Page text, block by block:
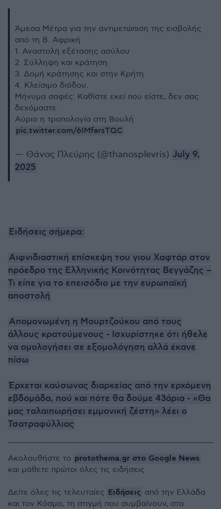
Άμεσα Μέτρα για την αντιμετώπιση της εισβολής
από τη Β. Αφρική
1. Αναστολή εξέτασης ασύλου
2. Σύλληψη και κράτηση
3. Δομή κράτησης και στην Κρήτη
4. Κλείσιμο διόδου.
Μήνυμα σαφές: Καθίστε εκεί που είστε, δεν σας
δεχόμαστε.
Αύριο η τροπολογία στη Βουλή
pic.twitter.com/6IMfarsTQC
— Θάνος Πλεύρης (@thanosplevris) July 9,
2025
Ειδήσεις σήμερα:
Αιφνιδιαστική επίσκεψη του γιου Χαφτάρ στον
πρόεδρο της Ελληνικής Κοινότητας Βεγγάζης –
Τι είπε για το επεισόδιο με την ευρωπαϊκή
αποστολή
Απομονωμένη η Μουρτζούκου από τους
άλλους κρατούμενους - Ισχυρίστηκε ότι ήθελε
να ομολογήσει σε εξομολόγηση αλλά έκανε
πίσω
Έρχεται καύσωνας διαρκείας από την ερχόμενη
εβδομάδα, πού και πότε θα δούμε 43άρια - «Θα
μας ταλαιπωρήσει εμμονική ζέστη» λέει ο
Τσατραφύλλιας
Ακολουθήστε το protothema.gr στο Google News
και μάθετε πρώτοι όλες τις ειδήσεις
Δείτε όλες τις τελευταίες Ειδήσεις από την Ελλάδα
και τον Κόσμο, τη στιγμή που συμβαίνουν, στο